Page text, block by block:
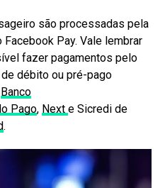
são processadas pela
Pay. Vale lembrar
fazer pagamentos pelo
débito ou pré-pago
Banco
Pago, Next e Sicredi de
.